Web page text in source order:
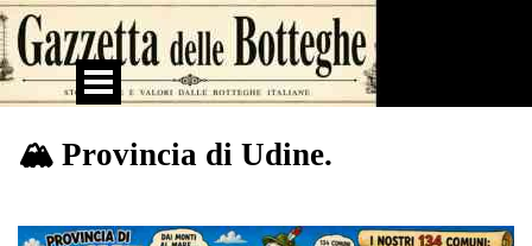
Vai ai contenuti
Salta menù
🏔 Provincia di Udine.